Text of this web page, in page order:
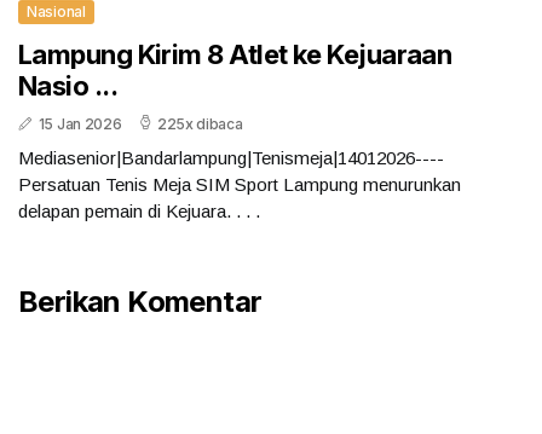
Nasional
Lampung Kirim 8 Atlet ke Kejuaraan
Nasio ...
15 Jan 2026 225x dibaca
Mediasenior|Bandarlampung|Tenismeja|14012026----
Persatuan Tenis Meja SIM Sport Lampung menurunkan
delapan pemain di Kejuara. . . .
Berikan Komentar